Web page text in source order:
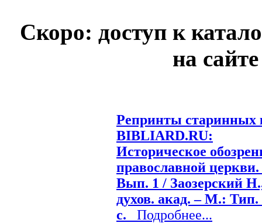
Скоро: доступ к
на
Репринты старинных
BIBLIARD.RU:
Историческое
православной
Вып. 1 / Заозерский
духов. акад. – М.:
с. Подробнее...